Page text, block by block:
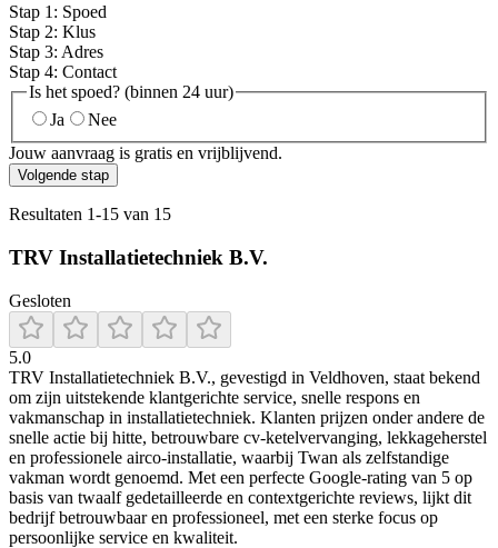
Stap 1 : Spoed
Stap 2: Klus
Stap 3: Adres
Stap 4: Contact
Is het spoed? (binnen 24 uur)
Ja
Nee
Jouw aanvraag is gratis en vrijblijvend.
Volgende stap
Resultaten 1-15 van 15
TRV Installatietechniek B.V.
Gesloten
5.0
TRV Installatietechniek B.V., gevestigd in Veldhoven, staat bekend
om zijn uitstekende klantgerichte service, snelle respons en
vakmanschap in installatietechniek. Klanten prijzen onder andere de
snelle actie bij hitte, betrouwbare cv-ketelvervanging, lekkageherstel
en professionele airco-installatie, waarbij Twan als zelfstandige
vakman wordt genoemd. Met een perfecte Google-rating van 5 op
basis van twaalf gedetailleerde en contextgerichte reviews, lijkt dit
bedrijf betrouwbaar en professioneel, met een sterke focus op
persoonlijke service en kwaliteit.